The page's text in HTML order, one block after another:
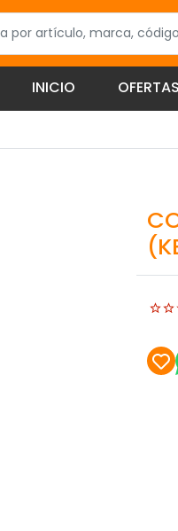
INICIO OFERTAS